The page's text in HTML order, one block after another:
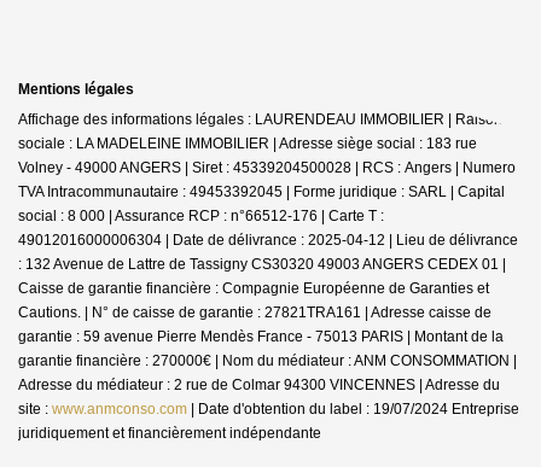
Mentions légales
Affichage des informations légales : LAURENDEAU IMMOBILIER | Raison
sociale : LA MADELEINE IMMOBILIER | Adresse siège social : 183 rue
Volney - 49000 ANGERS | Siret : 45339204500028 | RCS : Angers | Numero
TVA Intracommunautaire : 49453392045 | Forme juridique : SARL | Capital
social : 8 000 | Assurance RCP : n°66512-176 | Carte T :
49012016000006304 | Date de délivrance : 2025-04-12 | Lieu de délivrance
: 132 Avenue de Lattre de Tassigny CS30320 49003 ANGERS CEDEX 01 |
Caisse de garantie financière : Compagnie Européenne de Garanties et
Cautions. | N° de caisse de garantie : 27821TRA161 | Adresse caisse de
garantie : 59 avenue Pierre Mendès France - 75013 PARIS | Montant de la
garantie financière : 270000€ | Nom du médiateur : ANM CONSOMMATION |
Adresse du médiateur : 2 rue de Colmar 94300 VINCENNES | Adresse du
site : www.anmconso.com | Date d'obtention du label : 19/07/2024 Entreprise
juridiquement et financièrement indépendante